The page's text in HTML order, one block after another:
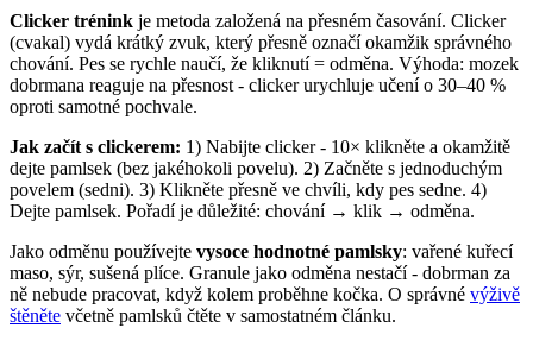
Clicker trénink je metoda založená na přesném časování. Clicker
(cvakal) vydá krátký zvuk, který přesně označí okamžik správného
chování. Pes se rychle naučí, že kliknutí = odměna. Výhoda: mozek
dobrmana reaguje na přesnost - clicker urychluje učení o 30–40 %
oproti samotné pochvale.
Jak začít s clickerem: 1) Nabijte clicker - 10× klikněte a okamžitě
dejte pamlsek (bez jakéhokoli povelu). 2) Začněte s jednoduchým
povelem (sedni). 3) Klikněte přesně ve chvíli, kdy pes sedne. 4)
Dejte pamlsek. Pořadí je důležité: chování → klik → odměna.
Jako odměnu používejte vysoce hodnotné pamlsky: vařené kuřecí
maso, sýr, sušená plíce. Granule jako odměna nestačí - dobrman za
ně nebude pracovat, když kolem proběhne kočka. O správné výživě
štěněte včetně pamlsků čtěte v samostatném článku.